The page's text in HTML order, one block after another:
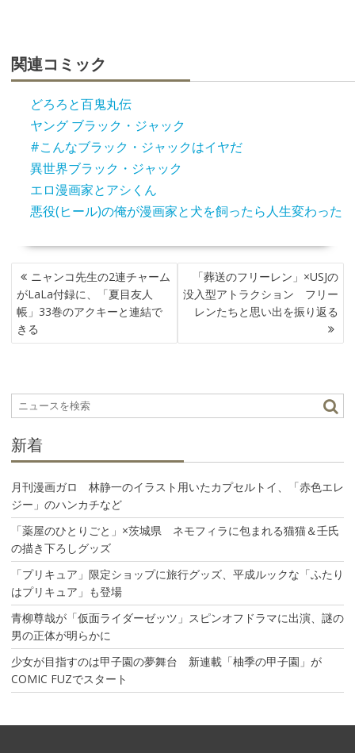
関連コミック
どろろと百鬼丸伝
ヤング ブラック・ジャック
#こんなブラック・ジャックはイヤだ
異世界ブラック・ジャック
エロ漫画家とアシくん
悪役(ヒール)の俺が漫画家と犬を飼ったら人生変わった
投
稿
ナ
ビ
ゲ
ョ
ン
ニャンコ先生の2連チャーム
がLaLa付録に、「夏目友人
帳」33巻のアクキーと連結で
きる
「葬送のフリーレン」×USJの
没入型アトラクション フリー
レンたちと思い出を振り返る
新着
月刊漫画ガロ 林静一のイラスト用いたカプセルトイ、「赤色エレ
ジー」のハンカチなど
「薬屋のひとりごと」×茨城県 ネモフィラに包まれる猫猫＆壬氏
の描き下ろしグッズ
「プリキュア」限定ショップに旅行グッズ、平成ルックな「ふたり
はプリキュア」も登場
青柳尊哉が「仮面ライダーゼッツ」スピンオフドラマに出演、謎の
男の正体が明らかに
少女が目指すのは甲子園の夢舞台 新連載「柚季の甲子園」が
COMIC FUZでスタート